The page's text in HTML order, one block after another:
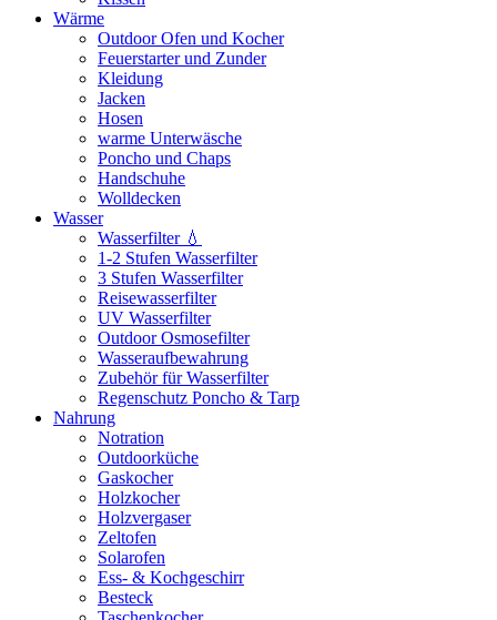
Wärme
Outdoor Ofen und Kocher
Feuerstarter und Zunder
Kleidung
Jacken
Hosen
warme Unterwäsche
Poncho und Chaps
Handschuhe
Wolldecken
Wasser
Wasserfilter 💧
1-2 Stufen Wasserfilter
3 Stufen Wasserfilter
Reisewasserfilter
UV Wasserfilter
Outdoor Osmosefilter
Wasseraufbewahrung
Zubehör für Wasserfilter
Regenschutz Poncho & Tarp
Nahrung
Notration
Outdoorküche
Gaskocher
Holzkocher
Holzvergaser
Zeltofen
Solarofen
Ess- & Kochgeschirr
Besteck